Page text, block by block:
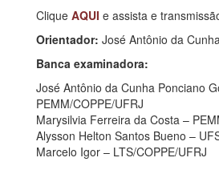
Clique AQUI e assista e
Orientador: José Antônio da
Banca examinadora:
José Antônio da Cunha Ponciano
PEMM/COPPE/UFRJ
Marysilvia Ferreira da Costa –
Alysson Helton Santos Bueno –
Marcelo Igor – LTS/COPPE/UFRJ